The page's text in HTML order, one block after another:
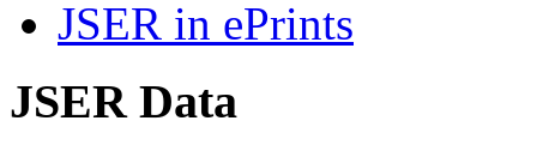
JSER in ePrints
JSER Data